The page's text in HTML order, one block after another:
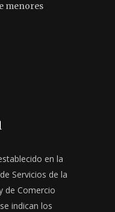
menores
en la
Servicios de la
de Comercio
indican los